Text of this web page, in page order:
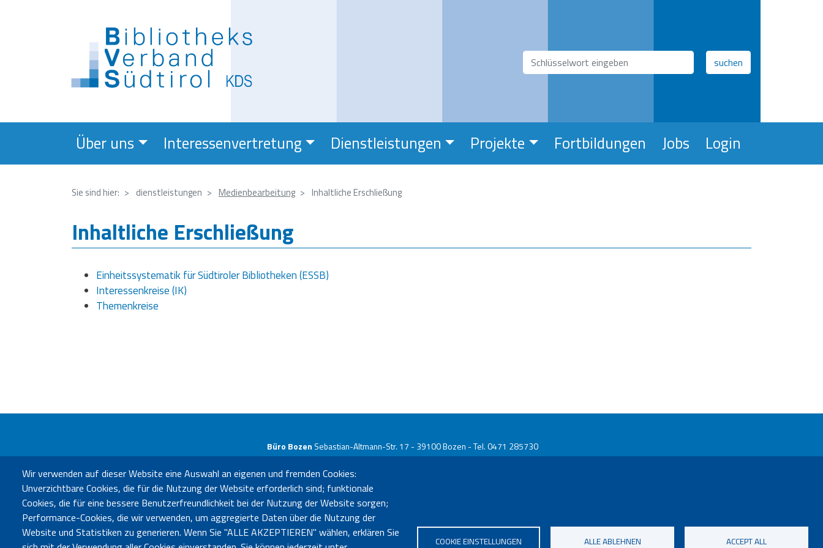
Suchfeld
Suchfeld suchen
Über uns Interessenvertretung Dienstleistungen Projekte Fortbildungen Jobs Login
Sie sind hier: dienstleistungen Medienbearbeitung Inhaltliche Erschließung
Inhaltliche Erschließung
Einheitssystematik für Südtiroler Bibliotheken (ESSB)
Interessenkreise (IK)
Themenkreise
Wir verwenden auf dieser Website eine Auswahl an eigenen und fremden Cookies:
Unverzichtbare Cookies, die für die Nutzung der Website erforderlich sind; funktionale
Cookies, die für eine bessere Benutzerfreundlichkeit bei der Nutzung der Website sorgen;
Performance-Cookies, die wir verwenden, um aggregierte Daten über die Nutzung der
Website und Statistiken zu generieren. Wenn Sie "ALLE AKZEPTIEREN" wählen, erklären Sie
COOKIE EINSTELLUNGEN ALLE ABLEHNEN ACCEPT ALL
Büro Bozen Sebastian-Altmann-Str. 17 - 39100 Bozen - Tel. 0471 285730
Büro Bruneck Enrico-Fermi-Str. 6 (LibriKa) - 39031 Bruneck - Tel. 0474 414121
neuigkeiten@bvs.bz.it- PEC: